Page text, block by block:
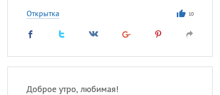
Открытка 10
Доброе утро, любимая!